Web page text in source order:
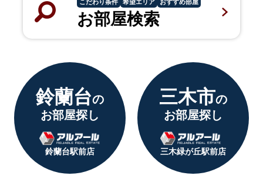
こだわり条件 希望エリア おすすめ部屋
お部屋検索
鈴蘭台の
お部屋探し
鈴蘭台駅前店
三木市の
お部屋探し
三木緑が丘駅前店